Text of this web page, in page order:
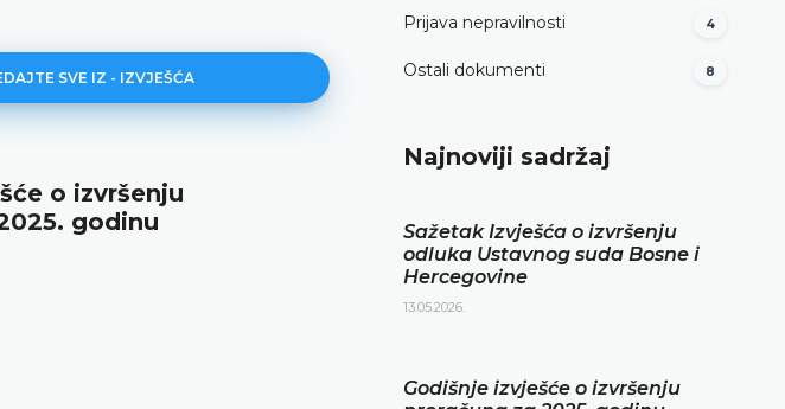
SVE IZ - IZVJEŠĆA
o izvršenju
godinu
reviziji za 2024. godinu
DETALJNIJE
Prijava nepravilnosti 4
Ostali dokumenti 8
Najnoviji sadržaj
Sažetak Izvješća o izvršenju
odluka Ustavnog suda Bosne i
Hercegovine
13.05.2026.
Godišnje izvješće o izvršenju